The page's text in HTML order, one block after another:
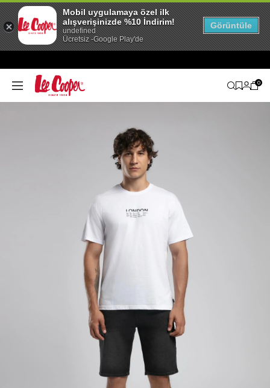
0
Mobil uygulamaya özel ilk
alışverişinizde %10 İndirim!
undefined
Ücretsiz -Google Play'de
Görüntüle